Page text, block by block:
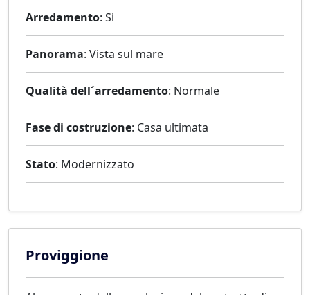
Arredamento: Si
Panorama: Vista sul mare
Qualità dell´arredamento: Normale
Fase di costruzione: Casa ultimata
Stato: Modernizzato
Proviggione